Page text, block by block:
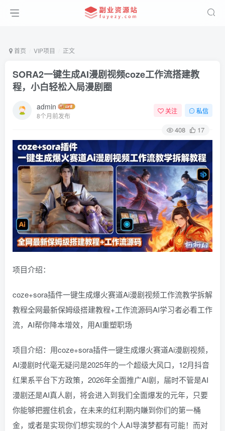
首页 VIP项目 正文
SORA2一键生成AI漫剧视频coze工作流搭建教
程，小白轻松入局漫剧圈
admin
8个月前发布
关注 私信
408 17
项目介绍：
coze+sora插件一键生成爆火赛道Ai漫剧视频工作流教学拆解
教程全网最新保姆级搭建教程+工作流源码AI学习者必看工作
流，AI帮你降本增效，用AI重塑职场
项目介绍：用coze+sora插件一键生成爆火赛道Ai漫剧视频，
AI漫剧时代毫无疑问是2025年的一个超级大风口，12月抖音
红果系平台下方政策，2026年全面推广AI剧，届时不管是AI
漫剧还是AI真人剧，将会进入到我们全面爆发的元年，只要
你能够把握住机会，在未来的红利期内賺到你们的第一桶
金，或者是实现你们想实现的个人AI导演梦都有可能！而对